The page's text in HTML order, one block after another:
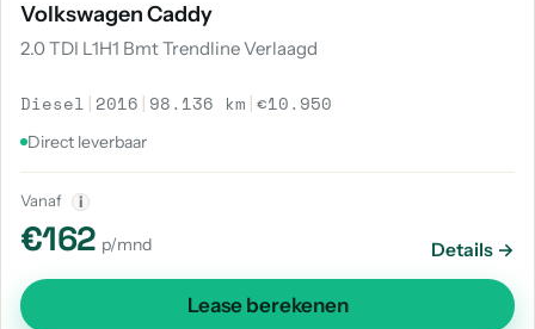
Volkswagen Caddy
2.0 TDI L1H1 Bmt Trendline Verlaagd
Diesel | 2016 | 98.136 km |€10.950
Direct leverbaar
Vanaf i
€162 p/mnd Details →
Lease berekenen